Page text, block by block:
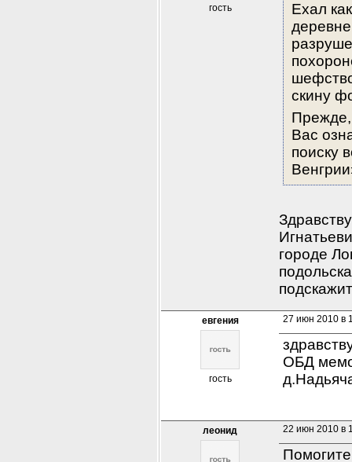
гость
Ехал
скину
Прежде,
Вас
поиску
городе
евгения
гость
27 июн 2010 в
ОБД
леонид 22 июн 2010 в